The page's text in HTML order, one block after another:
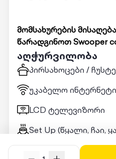
მომსახურების
წარადგინოთ Swooper
აღჭურვილობა
პირსახოცები /
უკაბელო ინტერნეტი
LCD ტელევიზორი
Set Up (წყალი, ჩაი,
ჰიგიენური